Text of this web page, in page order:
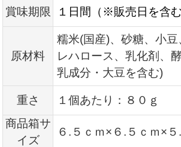
賞味期限 １日間（※販売日を含む
原材料
糯米(国産)、砂糖、小
レハロース、乳化剤、
乳成分・大豆を含む)
重さ
１個あたり：８０ｇ
商品箱サ
イズ
６.５ｃｍ×６.５ｃｍ×５